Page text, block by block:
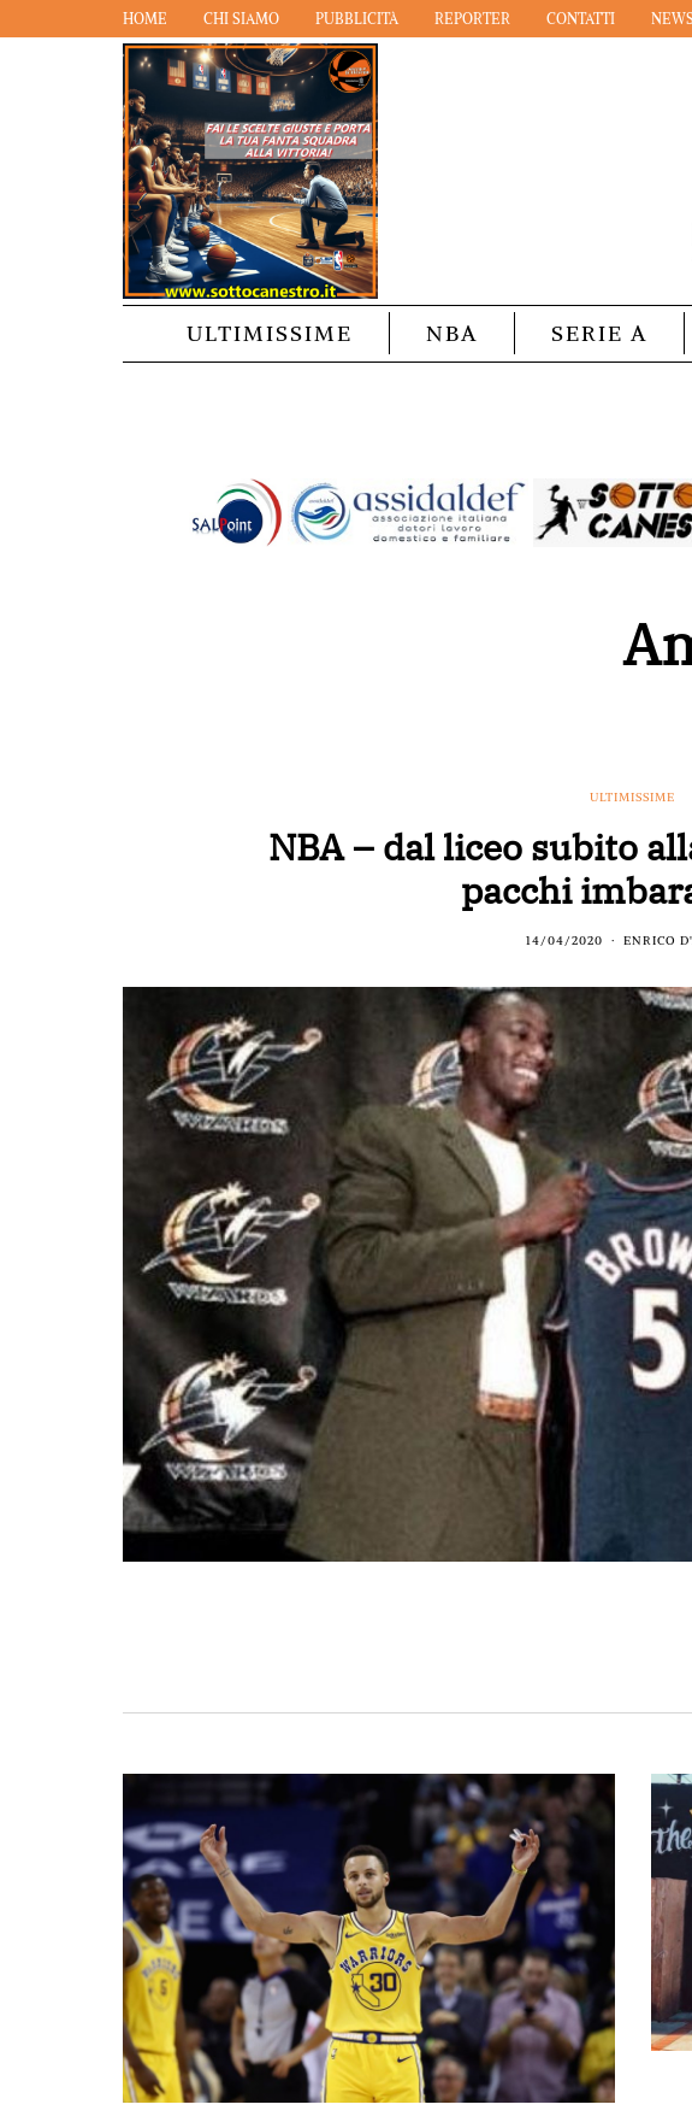
HOME CHI SIAMO PUBBLICITÀ REPORTER CONTATTI
ULTIMISSIME NBA SERIE A
ULTIMISSIME
NBA – dal liceo subito
pacchi
14/04/2020 ENRICO
BASKET TORINO,BENEDETTO XIV CENTO,
BERGAMO BASKET 2014
FORLÌ
PALLACANESTRO 2.015
FORTITUDO BOLOGNA
NEW BASKET BRINDISI
PISTOIA BASKET,
ROSETO
SCAFATI BASKET 1969,SCALIGERA
BASKET VERONA
SCANDONE AVELLINO ,SERIE
URANIA MILANO VUELLE PESARO
Serie A2, le protagoniste
della stagione 2025-26
BASKET
Alla
14/